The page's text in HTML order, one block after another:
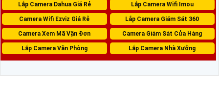
Lắp Camera Dahua Giá Rẻ Lắp Camera Wifi Imou
Camera Wifi Ezviz Giá Rẻ Lắp Camera Giám Sát 360
Camera Xem Mã Vận Đơn Camera Giám Sát Cửa Hàng
Lắp Camera Văn Phòng Lắp Camera Nhà Xưởng